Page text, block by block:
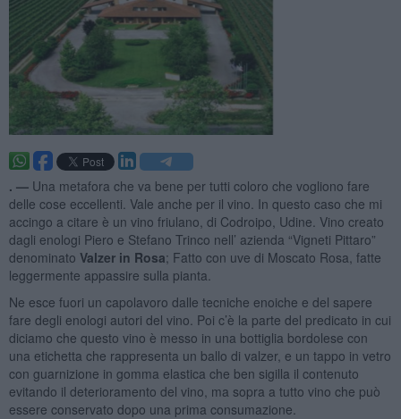
. — Una metafora che va bene per tutti coloro che vogliono fare
delle cose eccellenti. Vale anche per il vino. In questo caso che mi
accingo a citare è un vino friulano, di Codroipo, Udine. Vino creato
dagli enologi Piero e Stefano Trinco nell’ azienda “Vigneti Pittaro”
denominato Valzer in Rosa; Fatto con uve di Moscato Rosa, fatte
leggermente appassire sulla pianta.
Ne esce fuori un capolavoro dalle tecniche enoiche e del sapere
fare degli enologi autori del vino. Poi c’è la parte del predicato in cui
diciamo che questo vino è messo in una bottiglia bordolese con
una etichetta che rappresenta un ballo di valzer, e un tappo in vetro
con guarnizione in gomma elastica che ben sigilla il contenuto
evitando il deterioramento del vino, ma sopra a tutto vino che può
essere conservato dopo una prima consumazione.